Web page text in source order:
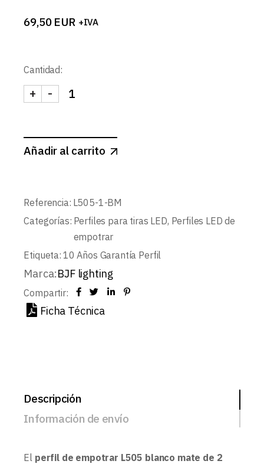
69,50 EUR +IVA
Cantidad:
PERFIL DE EMPOTRAR L505 BLANCO MATE 2m
-
+
Añadir al carrito
Referencia: L505-1-BM
Categorías: Perfiles para tiras LED, Perfiles LED de
empotrar
Etiqueta: 10 Años Garantía Perfil
Marca:BJF lighting
Compartir:
Ficha Técnica
Descripción
Información de envío
El perfil de empotrar L505 blanco mate de 2